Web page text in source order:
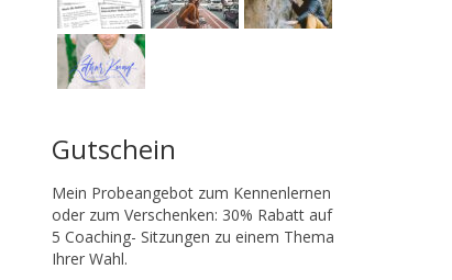
Gutschein
Mein Probeangebot zum Kennenlernen
oder zum Verschenken: 30% Rabatt auf
5 Coaching- Sitzungen zu einem Thema
Ihrer Wahl.